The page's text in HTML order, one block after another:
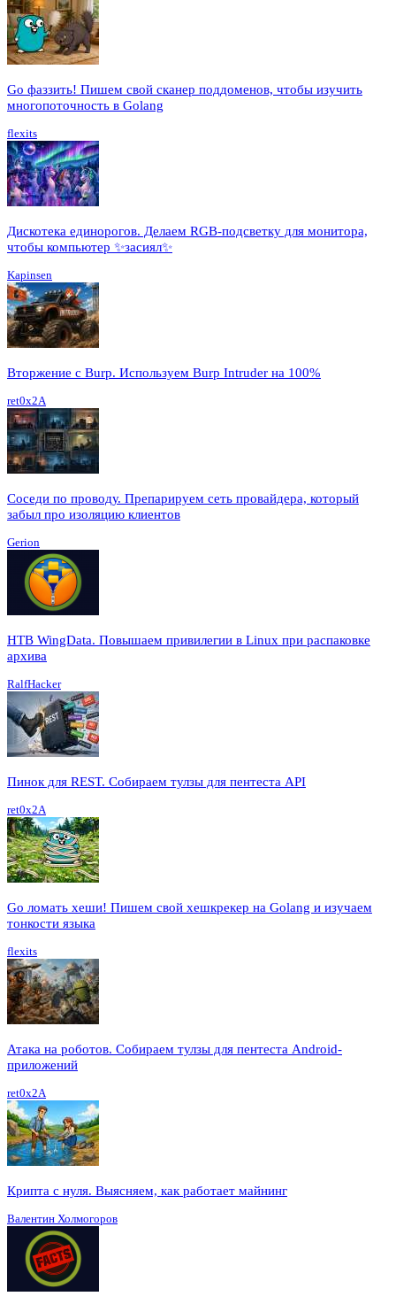
Go фаззить! Пишем свой сканер поддоменов, чтобы изучить
многопоточность в Golang
flexits
Дискотека единорогов. Делаем RGB-подсветку для монитора,
чтобы компьютер ✨засиял✨
Kapinsen
Вторжение с Burp. Используем Burp Intruder на 100%
ret0x2A
Соседи по проводу. Препарируем сеть провайдера, который
забыл про изоляцию клиентов
Gerion
HTB WingData. Повышаем привилегии в Linux при распаковке
архива
RalfHacker
Пинок для REST. Собираем тулзы для пентеста API
ret0x2A
Go ломать хеши! Пишем свой хешкрекер на Golang и изучаем
тонкости языка
flexits
Атака на роботов. Собираем тулзы для пентеста Android-
приложений
ret0x2A
Крипта с нуля. Выясняем, как работает майнинг
Валентин Холмогоров